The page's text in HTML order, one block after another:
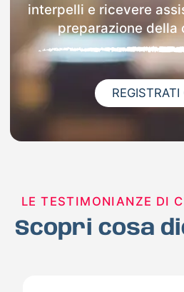
interpelli e ricevere
preparazione della
REGISTRATI
LE TESTIMONIANZE DI
Scopri cosa